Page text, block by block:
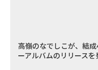
高嶺のなでしこが、結
ーアルバムのリリースを